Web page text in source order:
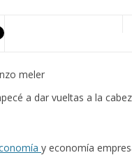
meler
a dar vueltas a la
y economía